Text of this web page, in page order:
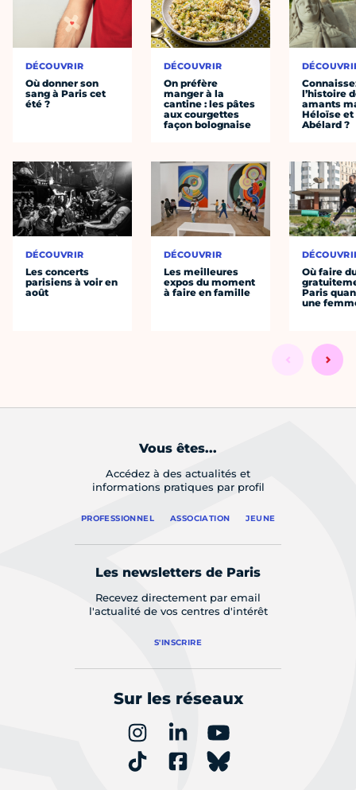
DÉCOUVRIR
Où donner son
sang à Paris cet
été ?
DÉCOUVRIR
Les concerts
parisiens à voir en
août
DÉCOUVRIR
On préfère
manger à la
cantine : les pâtes
aux courgettes
façon bolognaise
DÉCOUVRIR
Les meilleures
expos du moment
à faire en famille
l’histoire
amants
Héloïse et
Abélard ?
Où faire
Paris
une
Vous êtes...
Accédez à des actualités et
informations pratiques par profil
PROFESSIONNEL ASSOCIATION JEUNE
Les newsletters de Paris
Recevez directement par email
l'actualité de vos centres d'intérêt
S'INSCRIRE
Sur les réseaux